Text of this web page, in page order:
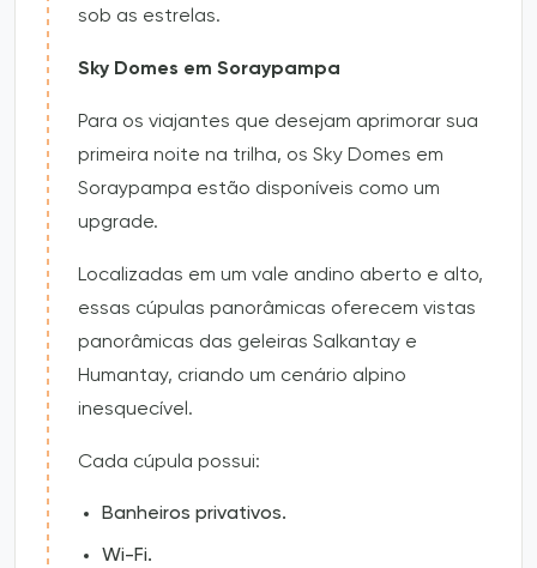
sob as estrelas.
Sky Domes em Soraypampa
Para os viajantes que desejam aprimorar sua
primeira noite na trilha, os Sky Domes em
Soraypampa estão disponíveis como um
upgrade.
Localizadas em um vale andino aberto e alto,
essas cúpulas panorâmicas oferecem vistas
panorâmicas das geleiras Salkantay e
Humantay, criando um cenário alpino
inesquecível.
Cada cúpula possui:
Banheiros privativos.
Wi-Fi.